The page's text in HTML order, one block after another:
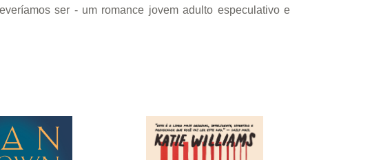
ser - um romance jovem adulto especulativo e